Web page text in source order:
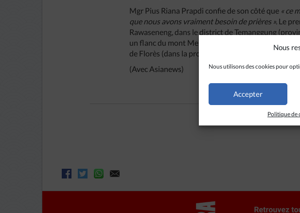
Nous
Nous utilisons des cookies pour
Accepter
Politique de
Mgr Pius Riana Prapdi confie de son côté que « ce
que nous avons vraiment besoin de prières ». Le
Rawaseneng, dans le district de Temanggung
un flanc du mont Merbabu (également à Java
de Florès (dans la province des Petites îles de la
(Avec Asianews)